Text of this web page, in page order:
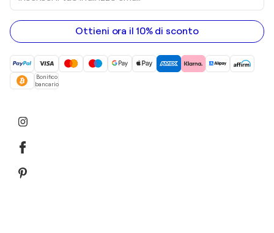
tuo
indirizzo
email
Ottieni ora il 10% di sconto
Bonifico
bancario